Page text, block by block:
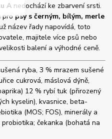
A nedochází ke zbarvení srsti.
pro psy s černým, bílým, merle
název řady napovídá, toto
majitele více psů nebo
balení a výhodné ceně.
ryba, 3 % mrazem sušené
cukrová, máslová dýně,
12 % rybí tuk (přirozený
kyselin), kvasnice, beta-
(MOS; FOS), minerály a
čekanka (bohatá na